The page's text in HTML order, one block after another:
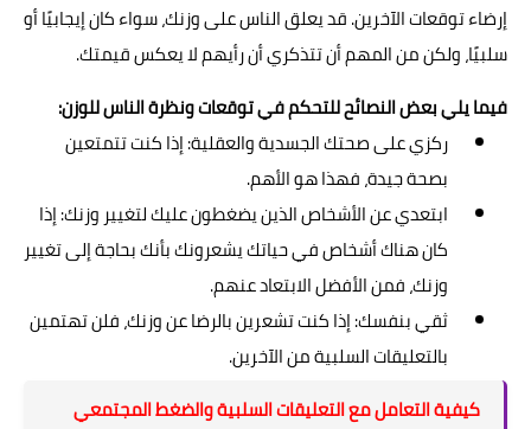
إرضاء توقعات الآخرين. قد يعلق الناس على وزنك، سواء كان إيجابيًا أو
سلبيًا، ولكن من المهم أن تتذكري أن رأيهم لا يعكس قيمتك.
فيما يلي بعض النصائح للتحكم في توقعات ونظرة الناس للوزن:
ركزي على صحتك الجسدية والعقلية: إذا كنت تتمتعين
بصحة جيدة، فهذا هو الأهم.
ابتعدي عن الأشخاص الذين يضغطون عليك لتغيير وزنك: إذا
كان هناك أشخاص في حياتك يشعرونك بأنك بحاجة إلى تغيير
وزنك، فمن الأفضل الابتعاد عنهم.
ثقي بنفسك: إذا كنت تشعرين بالرضا عن وزنك، فلن تهتمين
بالتعليقات السلبية من الآخرين.
كيفية التعامل مع التعليقات السلبية والضغط المجتمعي